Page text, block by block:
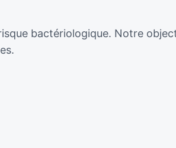
bactériologique. Notre